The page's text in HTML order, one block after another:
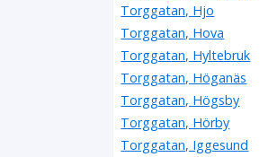
Torggatan, Hjo
Torggatan, Hova
Torggatan, Hyltebruk
Torggatan, Höganäs
Torggatan, Högsby
Torggatan, Hörby
Torggatan, Iggesund